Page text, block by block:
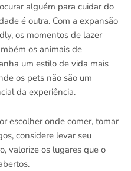
alguém para cuidar do
é outra. Com a expansão
os momentos de lazer
os animais de
um estilo de vida mais
os pets não são um
da experiência.
escolher onde comer, tomar
considere levar seu
valorize os lugares que o